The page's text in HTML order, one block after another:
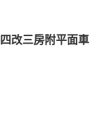
改三房附平面車